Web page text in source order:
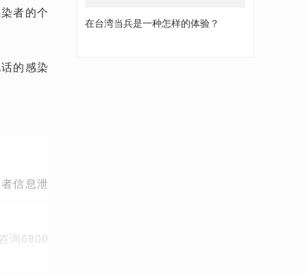
者的个
的感染
信息泄
询6800
在台湾当兵是一种怎样的体验？